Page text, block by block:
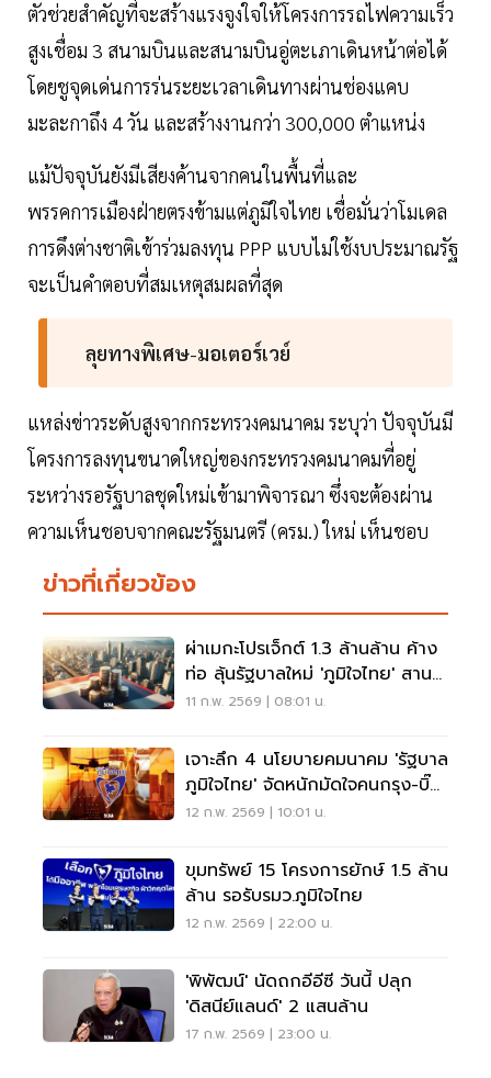
ตัวช่วยสำคัญที่จะสร้างแรงจูงใจให้โครงการรถไฟความเร็ว
สูงเชื่อม 3 สนามบินและสนามบินอู่ตะเภาเดินหน้าต่อได้
โดยชูจุดเด่นการร่นระยะเวลาเดินทางผ่านช่องแคบ
มะละกาถึง 4 วัน และสร้างงานกว่า 300,000 ตำแหน่ง
แม้ปัจจุบันยังมีเสียงค้านจากคนในพื้นที่และ
พรรคการเมืองฝ่ายตรงข้ามแต่ภูมิใจไทย เชื่อมั่นว่าโมเดล
การดึงต่างชาติเข้าร่วมลงทุน PPP แบบไม่ใช้งบประมาณรัฐ
จะเป็นคำตอบที่สมเหตุสมผลที่สุด
ลุยทางพิเศษ-มอเตอร์เวย์
แหล่งข่าวระดับสูงจากกระทรวงคมนาคม ระบุว่า ปัจจุบันมี
โครงการลงทุนขนาดใหญ่ของกระทรวงคมนาคมที่อยู่
ระหว่างรอรัฐบาลชุดใหม่เข้ามาพิจารณา ซึ่งจะต้องผ่าน
ความเห็นชอบจากคณะรัฐมนตรี (ครม.) ใหม่ เห็นชอบ
ข่าวที่เกี่ยวข้อง
ผ่าเมกะโปรเจ็กต์ 1.3 ล้านล้าน ค้าง
ท่อ ลุ้นรัฐบาลใหม่ 'ภูมิใจไทย' สาน
ต่อ
11 ก.พ. 2569 | 08:01 น.
เจาะลึก 4 นโยบายคมนาคม 'รัฐบาล
ภูมิใจไทย' จัดหนักมัดใจคนกรุง-บิ๊ก
ธุรกิจ
12 ก.พ. 2569 | 10:01 น.
ขุมทรัพย์ 15 โครงการยักษ์ 1.5 ล้าน
ล้าน รอรับรมว.ภูมิใจไทย
12 ก.พ. 2569 | 22:00 น.
'พิพัฒน์' นัดถกอีอีซี วันนี้ ปลุก
'ดิสนีย์แลนด์' 2 แสนล้าน
17 ก.พ. 2569 | 23:00 น.